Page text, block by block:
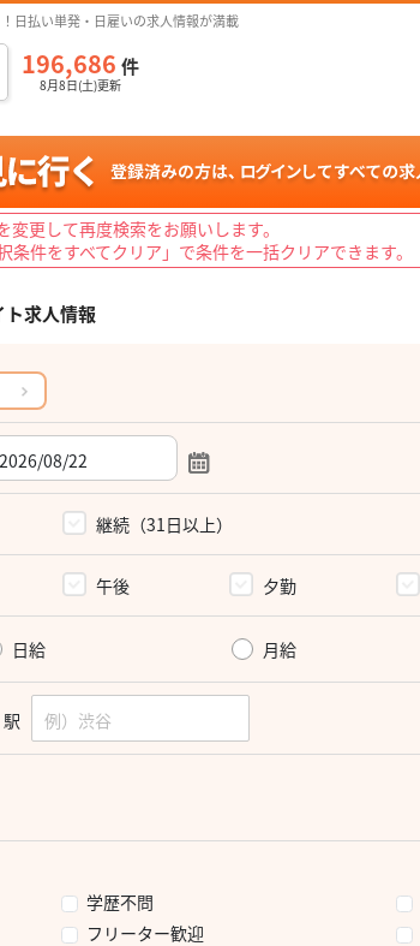
日払い単発・日雇いの求人情報が満載
196,686 件
8月8日(土)更新
更して再度検索をお願いします。
件をすべてクリア」で条件を一括クリアできます。
ト求人情報
継続（31日以上）
午後 夕勤
日給 月給
駅
学歴不問
フリーター歓迎